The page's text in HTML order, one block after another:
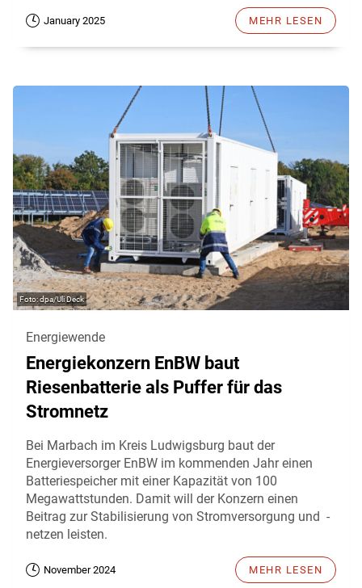
January 2025 MEHR LESEN
dpa/Uli Deck
Energiewende
Energiekonzern EnBW baut
Riesenbatterie als Puffer für das
Stromnetz
Bei Marbach im Kreis Ludwigsburg baut der
Energieversorger EnBW im kommenden Jahr einen
Batteriespeicher mit einer Kapazität von 100
Megawattstunden. Damit will der Konzern einen
Beitrag zur Stabilisierung von Stromversorgung und -
netzen leisten.
November 2024 MEHR LESEN